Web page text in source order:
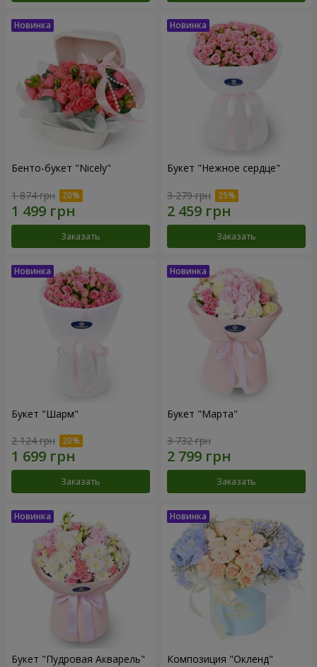
Бенто-букет "Nicely"
1 874 грн
Заказать
Букет "Нежное сердце"
3 279 грн
Заказать
Букет "Шарм"
2 124 грн
Заказать
Букет "Марта"
3 732 грн
Заказать
Букет "Пудровая Акварель" Композиция "Окленд"